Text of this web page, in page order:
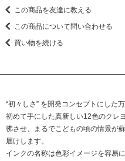
この商品を友達に教える
この商品について問い合わせる
買い物を続ける
“初々しさ” を開発コンセプトにした
初めて手にした真新しい12色のクレ
彿させ、まるでこどもの頃の情景が
届けします。
インクの名称は色彩イメージを容易